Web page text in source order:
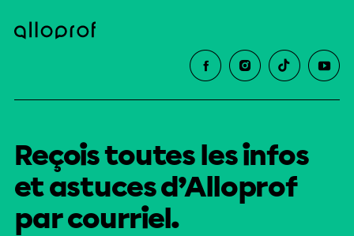
Reçois toutes les infos
et astuces d’Alloprof
par courriel.